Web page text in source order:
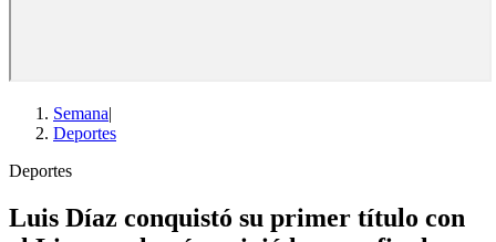
Semana|
Deportes
Deportes
Luis Díaz conquistó su primer título con